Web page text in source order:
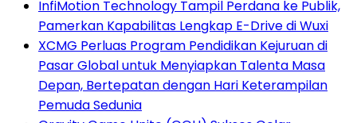
InfiMotion Technology Tampil Perdana ke Publik,
Pamerkan Kapabilitas Lengkap E-Drive di Wuxi
XCMG Perluas Program Pendidikan Kejuruan di
Pasar Global untuk Menyiapkan Talenta Masa
Depan, Bertepatan dengan Hari Keterampilan
Pemuda Sedunia